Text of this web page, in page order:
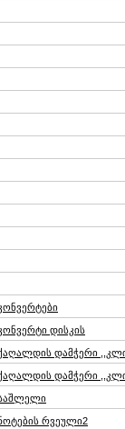
დისკის
დამჭერი
დამჭერი
რვეული2